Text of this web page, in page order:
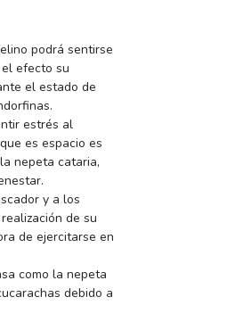
podrá sentirse
efecto su
el estado de
estrés al
es espacio es
nepeta cataria,
y a los
de su
de ejercitarse en
como la nepeta
debido a